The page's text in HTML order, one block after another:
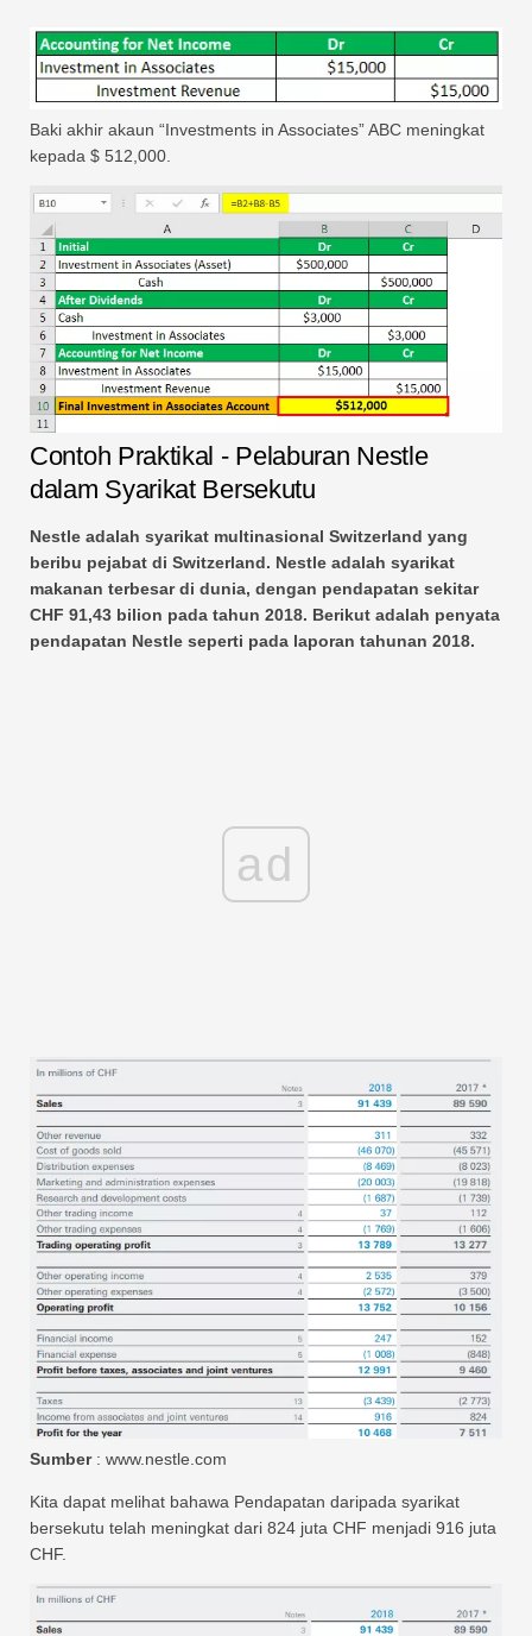
Baki akhir akaun “Investments in Associates” ABC meningkat
kepada $ 512,000.
Contoh Praktikal - Pelaburan Nestle
dalam Syarikat Bersekutu
Nestle adalah syarikat multinasional Switzerland yang
beribu pejabat di Switzerland. Nestle adalah syarikat
makanan terbesar di dunia, dengan pendapatan sekitar
CHF 91,43 bilion pada tahun 2018. Berikut adalah penyata
pendapatan Nestle seperti pada laporan tahunan 2018.
ad
Sumber: www.nestle.com
Kita dapat melihat bahawa Pendapatan daripada syarikat
bersekutu telah meningkat dari 824 juta CHF menjadi 916 juta
CHF.